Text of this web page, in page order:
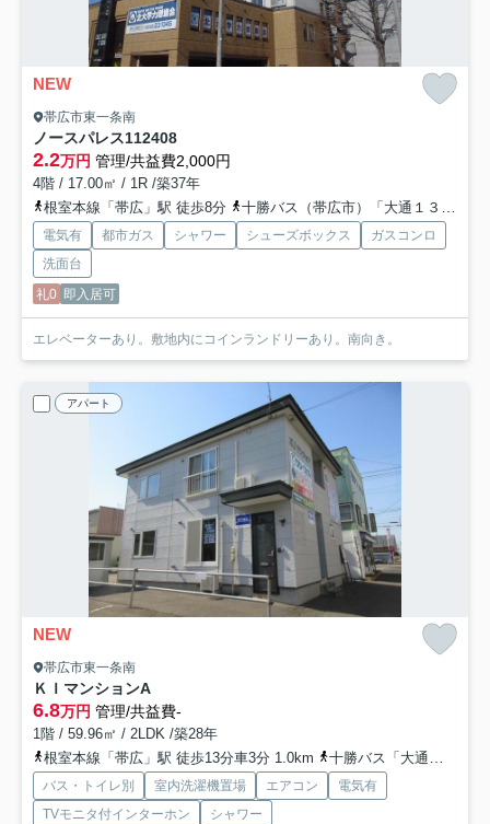
NEW
帯広市東一条南
ノースパレス112408
2.2万円 管理/共益費2,000円
4階 / 17.00㎡ / 1R /築37年
根室本線「帯広」駅 徒歩8分
十勝バス（帯広市）「大通１３丁目」バス停下車 徒歩2分
電気有 都市ガス シャワー シューズボックス
ガスコンロ
洗面台
礼0 即入居可
エレベーターあり。敷地内にコインランドリーあり。南向き。
アパート
NEW
帯広市東一条南
ＫＩマンションA
6.8万円 管理/共益費-
1階 / 59.96㎡ / 2LDK /築28年
根室本線「帯広」駅 徒歩13分車3分 1.0km
十勝バス「大通９丁目（帯広市）」バス停下車 徒歩2分
バス・トイレ別 室内洗濯機置場 エアコン
電気有
TVモニタ付インターホン
シャワー